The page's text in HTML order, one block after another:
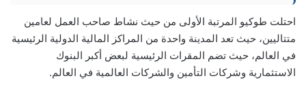
احتلت طوكيو المرتبة الأولى من حيث نشاط صاحب العمل لعامين
متتاليين، حيث تعد المدينة واحدة من المراكز المالية الدولية الرئيسية
في العالم، حيث تضم المقرات الرئيسية لبعض أكبر البنوك
الاستثمارية وشركات التأمين والشركات العالمية في العالم.